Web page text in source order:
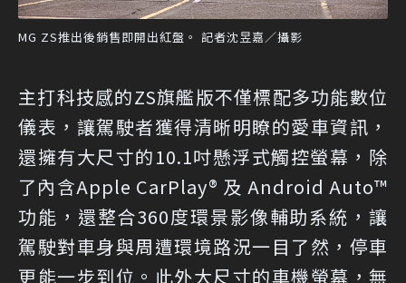
MG ZS推出後銷售即開出紅盤。 記者沈昱嘉／攝影
主打科技感的ZS旗艦版不僅標配多功能數位
儀表，讓駕駛者獲得清晰明瞭的愛車資訊，
還擁有大尺寸的10.1吋懸浮式觸控螢幕，除
了內含Apple CarPlay® 及 Android Auto™
功能，還整合360度環景影像輔助系統，讓
駕駛對車身與周遭環境路況一目了然，停車
更能一步到位。此外大尺寸的車機螢幕，無